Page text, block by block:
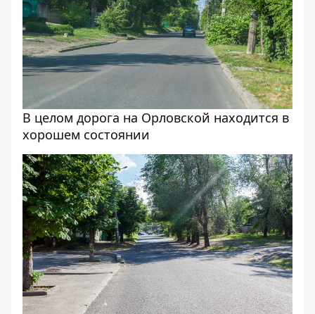
В целом дорога на Орловской находится в
хорошем состоянии